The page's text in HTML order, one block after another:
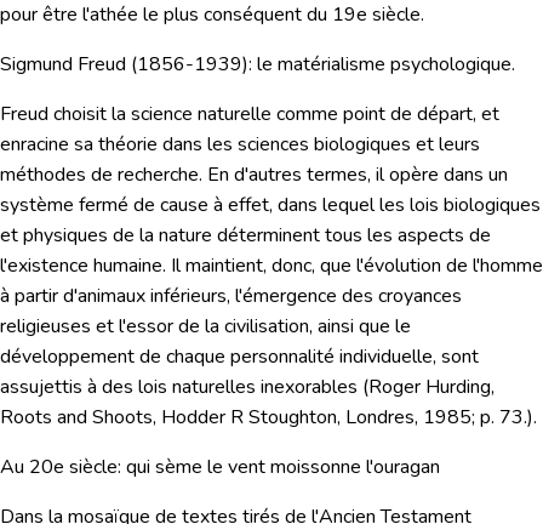
pour être l'athée le plus conséquent du 19e siècle.
Sigmund Freud (1856-1939): le matérialisme psychologique.
Freud choisit la science naturelle comme point de départ, et
enracine sa théorie dans les sciences biologiques et leurs
méthodes de recherche. En d'autres termes, il opère dans un
système fermé de cause à effet, dans lequel les lois biologiques
et physiques de la nature déterminent tous les aspects de
l'existence humaine. Il maintient, donc, que l'évolution de l'homme
à partir d'animaux inférieurs, l'émergence des croyances
religieuses et l'essor de la civilisation, ainsi que le
développement de chaque personnalité individuelle, sont
assujettis à des lois naturelles inexorables (Roger Hurding,
Roots and Shoots, Hodder R Stoughton, Londres, 1985; p. 73.).
Au 20e siècle: qui sème le vent moissonne l'ouragan
Dans la mosaïque de textes tirés de l'Ancien Testament